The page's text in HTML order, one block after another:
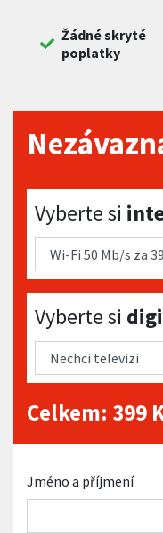
Žádné skryté
poplatky
Vyberte si internet
Vyberte si
Vyberte si digitální
Vyberte si
Celkem: 399
Jméno a příjmení